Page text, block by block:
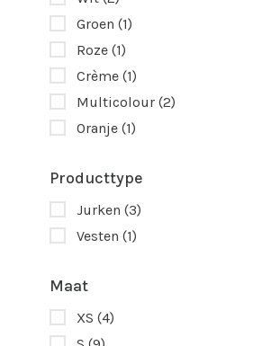
Groen (1)
Roze (1)
Crème (1)
Multicolour (2)
Oranje (1)
Producttype
Jurken (3)
Vesten (1)
Maat
XS (4)